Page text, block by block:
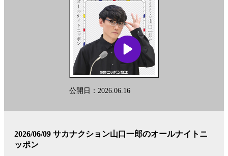
公開日：2026.06.16
2026/06/09 サカナクション山口一郎のオールナイトニ
ッポン